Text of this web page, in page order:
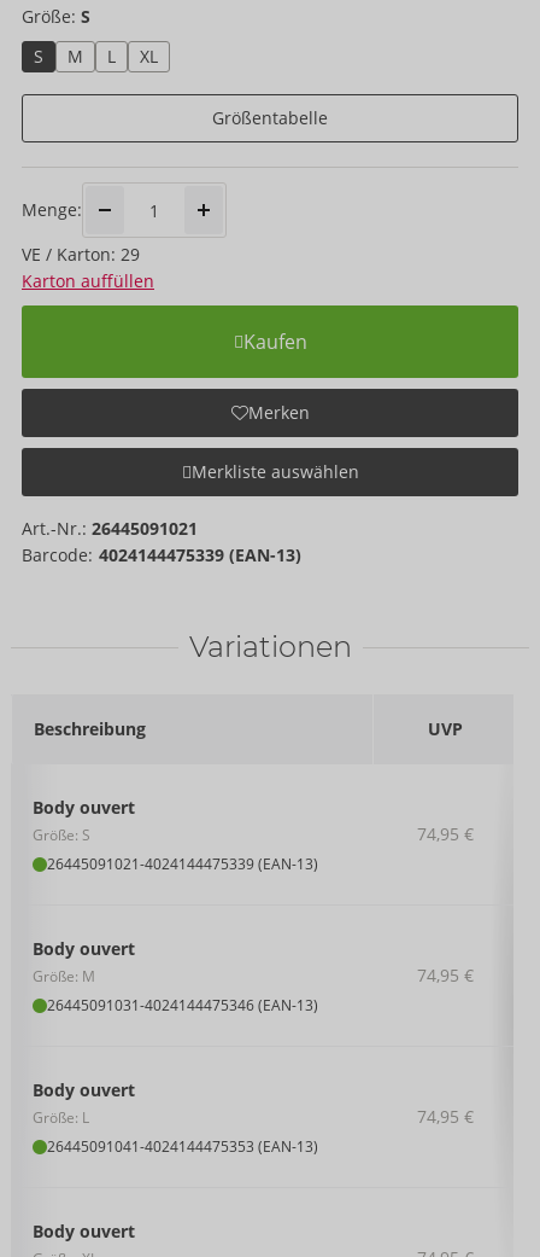
Größe: S
S
M L XL
Größentabelle
Menge:
VE / Karton: 29
Karton auffüllen
Kaufen
Merken
Merkliste auswählen
Art.-Nr.: 26445091021
Barcode: 4024144475339 (EAN-13)
Variationen
Beschreibung UVP
Body ouvert
Größe: S
26445091021-4024144475339 (EAN-13)
74,95 €
Body ouvert
Größe: M
26445091031-4024144475346 (EAN-13)
74,95 €
Body ouvert
Größe: L
26445091041-4024144475353 (EAN-13)
74,95 €
Body ouvert